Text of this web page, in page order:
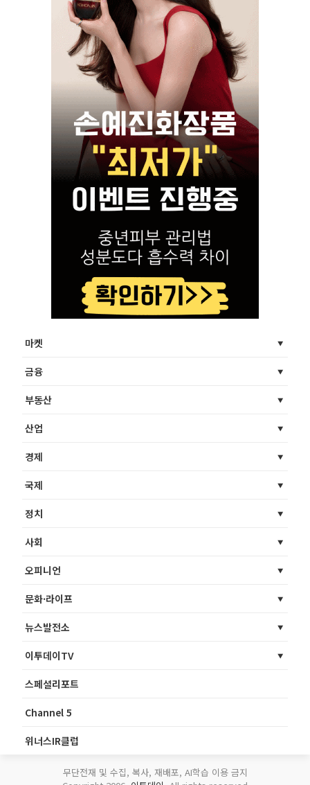
마켓
금융
부동산
산업
경제
국제
정치
사회
오피니언
문화·라이프
뉴스발전소
이투데이TV
스페셜리포트
Channel 5
위너스IR클럽
무단전재 및 수집, 복사, 재배포, AI학습 이용 금지